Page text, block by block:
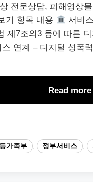
전문상담, 피해영상
기 항목 내용
서비
제7조의3 등에 따른
연계 – 디지털 성폭
Read more
가족부 , 정부서비스 ,